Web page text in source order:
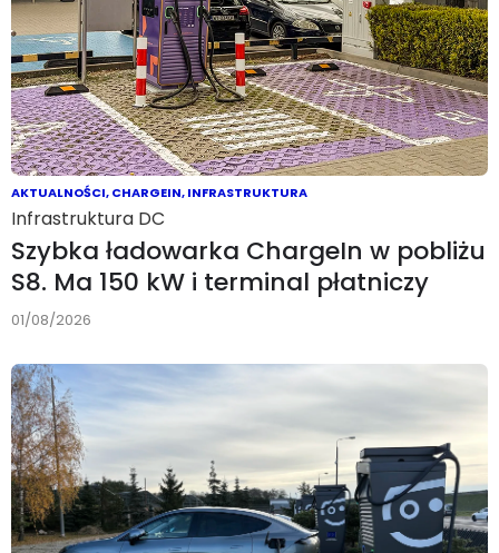
AKTUALNOŚCI,CHARGEIN,INFRASTRUKTURA
Infrastruktura DC
Szybka ładowarka ChargeIn w pobliżu
S8. Ma 150 kW i terminal płatniczy
01/08/2026